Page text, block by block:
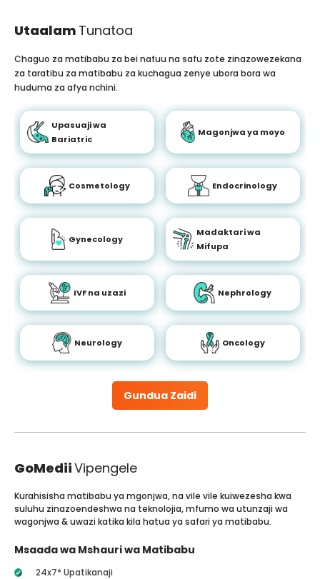
Utaalam Tunatoa
Gundua Zaidi
Chaguo za matibabu za bei nafuu na safu zote zinazowezekana
za taratibu za matibabu za kuchagua zenye ubora bora wa
huduma za afya nchini.
Upasuaji wa
Bariatric
Magonjwa ya moyo
Cosmetology Endocrinology
Gynecology
Madaktari wa
Mifupa
IVF na uzazi Nephrology
Neurology Oncology
GoMediiVipengele
Kurahisisha matibabu ya mgonjwa, na vile vile kuiwezesha kwa
suluhu zinazoendeshwa na teknolojia, mfumo wa utunzaji wa
wagonjwa & uwazi katika kila hatua ya safari ya matibabu.
Msaada wa Mshauri wa Matibabu
24x7* Upatikanaji